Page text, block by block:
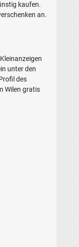
kaufen.
an.
unter den
des
Wilen gratis